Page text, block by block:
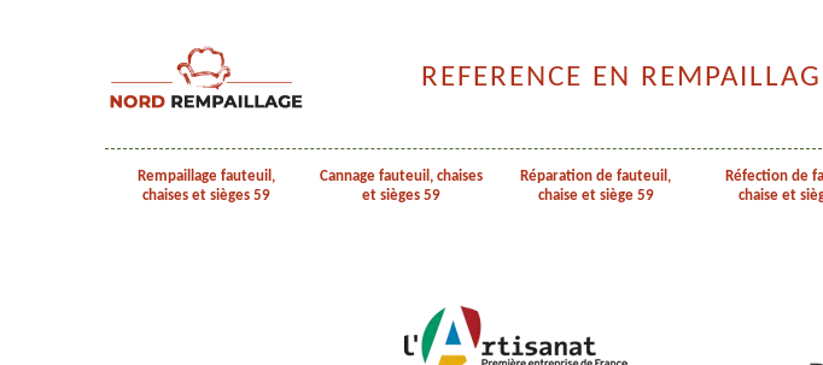
REFERENCE EN
Rempaillage fauteuil,
chaises et sièges 59
Cannage fauteuil, chaises
et sièges 59
Réparation de fauteuil,
chaise et siège 59
Réfection de
chaise et